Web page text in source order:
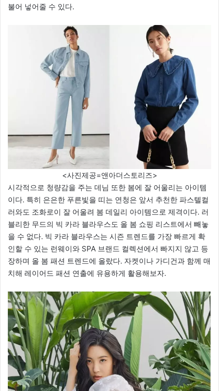
불어 넣어줄 수 있다.
<사진제공=앤아더스토리즈>
시각적으로 청량감을 주는 데님 또한 봄에 잘 어울리는 아이템
이다. 특히 은은한 푸른빛을 띠는 연청은 앞서 추천한 파스텔컬
러와도 조화로이 잘 어울려 봄 데일리 아이템으로 제격이다. 러
블리한 무드의 빅 카라 블라우스도 올 봄 쇼핑 리스트에서 빼놓
을 수 없다. 빅 카라 블라우스는 시즌 트렌드를 가장 빠르게 확
인할 수 있는 런웨이와 SPA 브랜드 컬렉션에서 빠지지 않고 등
장하며 올 봄 패션 트렌드에 올랐다. 자켓이나 가디건과 함께 매
치해 레이어드 패션 연출에 유용하게 활용해보자.